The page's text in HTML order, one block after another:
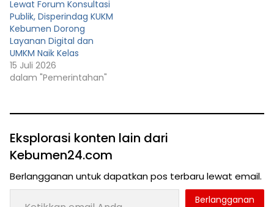
Lewat Forum Konsultasi
Publik, Disperindag KUKM
Kebumen Dorong
Layanan Digital dan
UMKM Naik Kelas
15 Juli 2026
dalam "Pemerintahan"
Eksplorasi konten lain dari
Kebumen24.com
Berlangganan untuk dapatkan pos terbaru lewat email.
Ketikkan email Anda...
Berlangganan